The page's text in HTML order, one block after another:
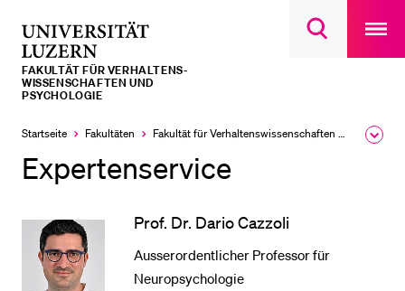
Suchdialog
main
FAKULTÄT FÜR VERHALTENS-
WISSENSCHAFTEN UND
PSYCHOLOGIE
Startseite Fakultäten Fakultät für Verhaltens­wissen­schaften und Psychologie
Expertenservice
Prof. Dr. Dario Cazzoli
Ausserordentlicher Professor für
Neuropsychologie
LETZTE SUCHEN
Sie haben noch keine Suche getätigt.
Schulklassen und Lehrpersonen
Studien­interessierte
Studierende
Forschende
Mitarbeitende